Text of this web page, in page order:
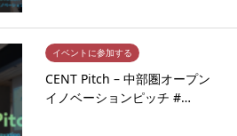
イベントに参加する
CENT Pitch – 中部圏オープン
イノベーションピッチ #…